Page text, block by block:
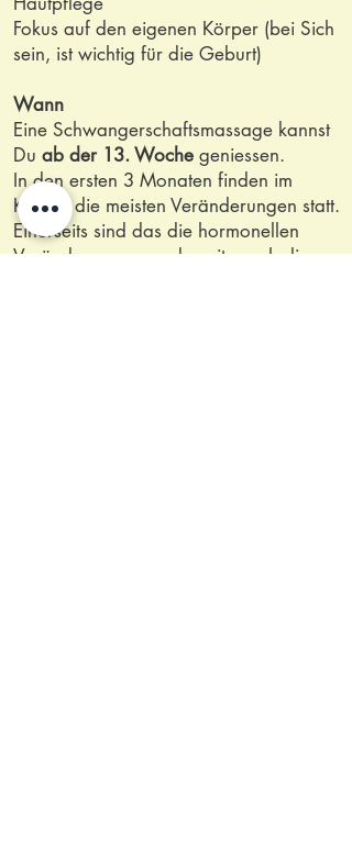
Fokus auf den eigenen Körper (bei Sich
sein, ist wichtig für die Geburt)
Wann
Eine Schwangerschaftsmassage kannst
Du ab der 13. Woche geniessen.
In den ersten 3 Monaten finden im
Körper die meisten Veränderungen statt.
Einerseits sind das die hormonellen
Veränderungen, anderseits auch die